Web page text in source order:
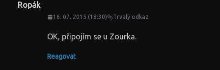
Ropák
16. 07. 2015 (18:30) Trvalý odkaz
OK, připojím se u Zourka.
Reagovat